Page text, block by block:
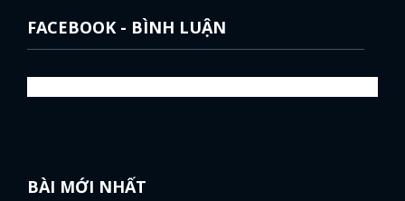
FACEBOOK - BÌNH LUẬN
BÀI MỚI NHẤT